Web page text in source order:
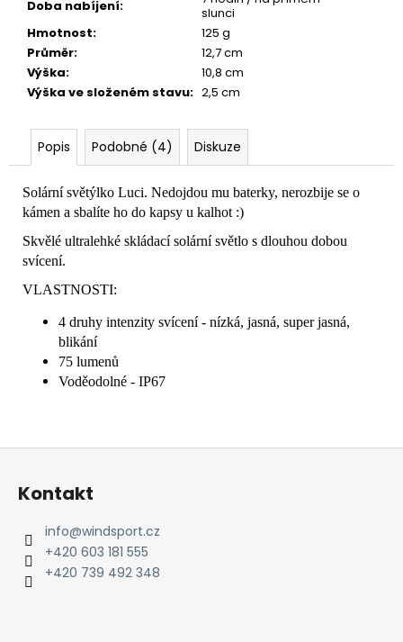
Doba nabíjení:
slunci
Hmotnost:
125 g
Průměr:
12,7 cm
Výška:
10,8 cm
Výška ve složeném stavu: 2,5 cm
Popis Podobné (4) Diskuze
Solární světýlko Luci. Nedojdou mu baterky, nerozbije se o
kámen a sbalíte ho do kapsy u kalhot :)
Skvělé ultralehké skládací solární světlo s dlouhou dobou
svícení.
VLASTNOSTI:
4 druhy intenzity svícení - nízká, jasná, super jasná,
blikání
75 lumenů
Voděodolné - IP67
Z
Kontakt
info@windsport.cz
+420 603 181 555
+420 739 492 348